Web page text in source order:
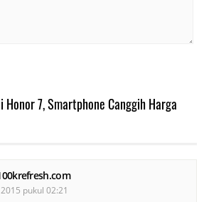
7, Smartphone Canggih Harga
pukul 02:21